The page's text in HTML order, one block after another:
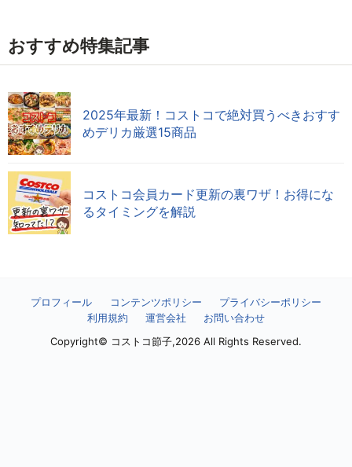
おすすめ特集記事
2025年最新！コストコで絶対買うべきおすす
めデリカ厳選15商品
コストコ会員カード更新の裏ワザ！お得にな
るタイミングを解説
プロフィール コンテンツポリシー
プライバシーポリシー
利用規約
運営会社
お問い合わせ
Copyright© コストコ節子,2026 All Rights Reserved.